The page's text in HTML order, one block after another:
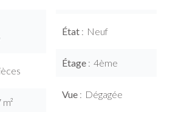
État Neuf
Étage 4ème
Vue Dégagée